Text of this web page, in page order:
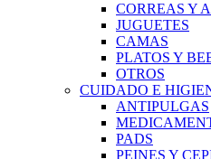
CORREAS Y
JUGUETES
CAMAS
PLATOS Y
OTROS
CUIDADO E
ANTIPULGAS
PADS
PEINES Y